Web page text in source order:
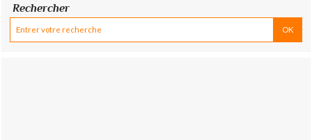
Rechercher